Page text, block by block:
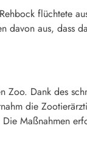
flüchtete
davon aus, dass
Zoo. Dank des
die
Maßnahmen